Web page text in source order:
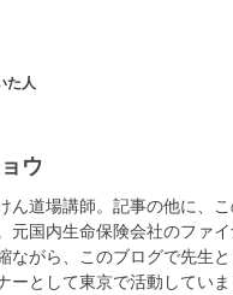
た人
ウ
ん道場講師。記事の他に、
元国内生命保険会社のファ
ながら、このブログで先生
ーとして東京で活動してい